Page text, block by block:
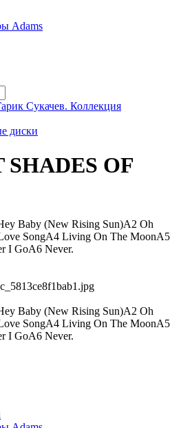
Adams
Сукачев. Коллекция
диски
OF
Baby (New Rising Sun)A2 Oh
SongA4 Living On The MoonA5
I GoA6 Never.
Baby (New Rising Sun)A2 Oh
SongA4 Living On The MoonA5
I GoA6 Never.